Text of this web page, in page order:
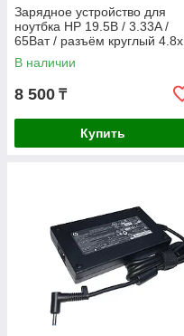
Зарядное устройство для
ноутбка HP 19.5В / 3.33A /
65Ват / разъём круглый 4.8x
1.7мм
В наличии
8 500 ₸
Купить